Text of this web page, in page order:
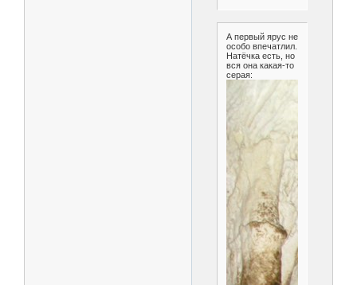
А первый ярус не
особо впечатлил.
Натёчка есть, но
вся она какая-то
серая: